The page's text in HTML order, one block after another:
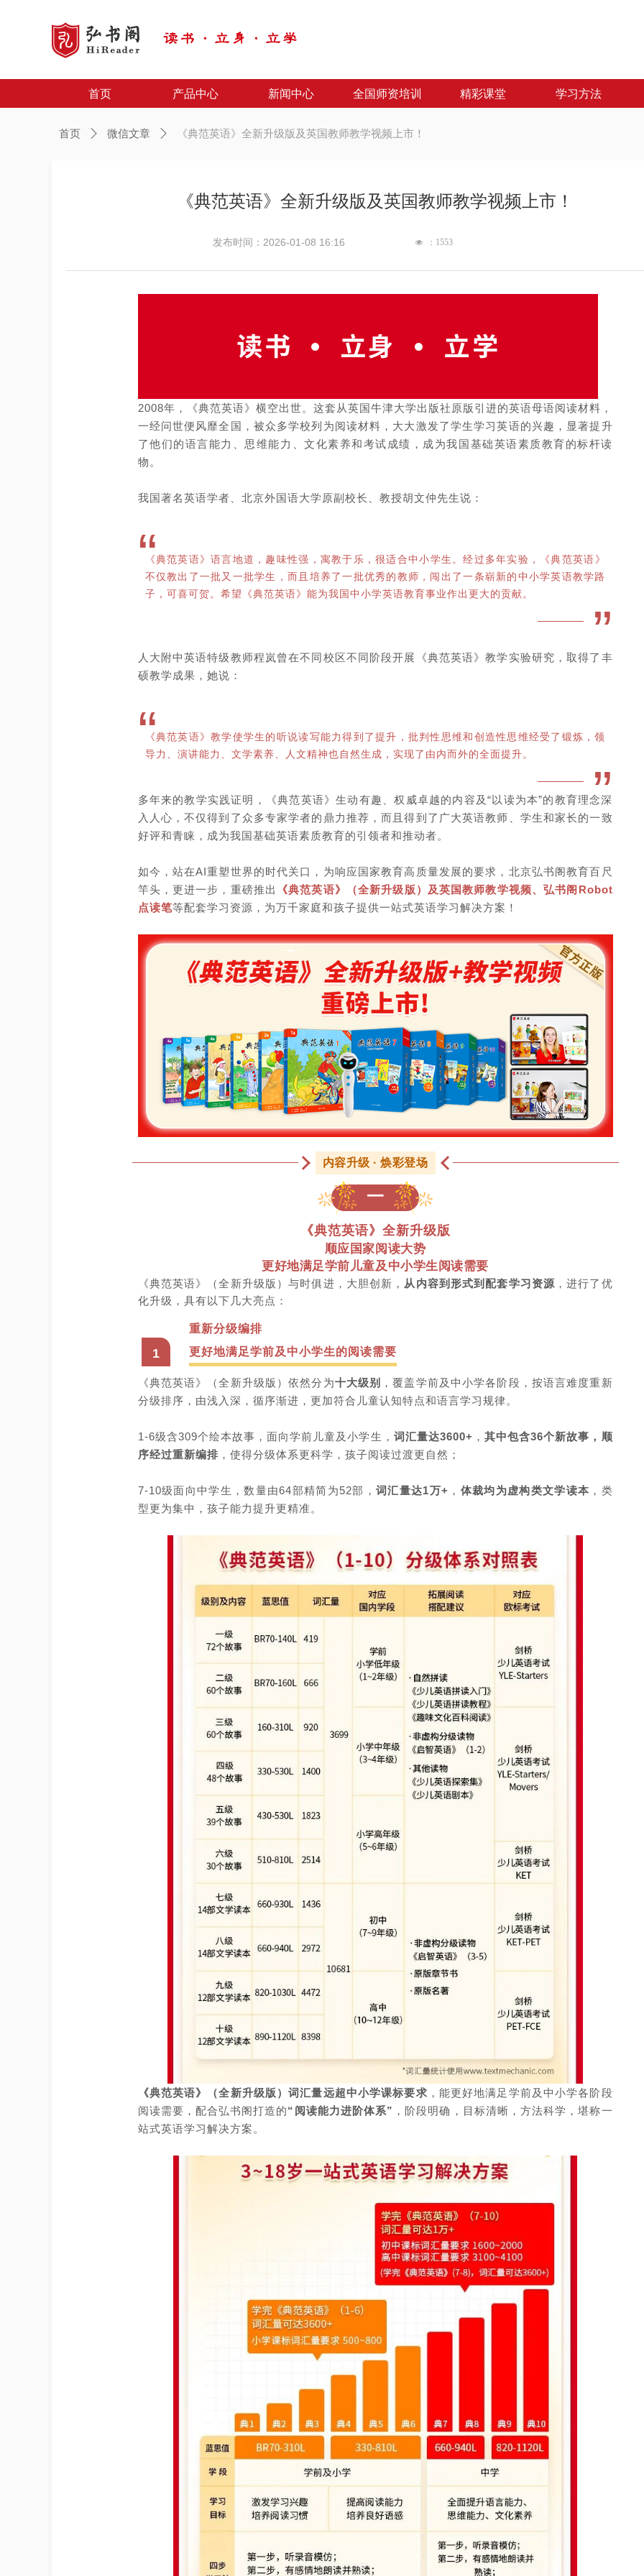
首页 产品中心 新闻中心 全国师资培训 精彩课堂 学习方法
首页 ꄲ 微信文章 ꄲ 《典范英语》全新升级版及英国教师教学视频上市！
2008年，《典范英语》横空出世。这套从英国牛津大学出版社原版引进的英语母语阅读材料，
一经问世便风靡全国，被众多学校列为阅读材料，大大激发了学生学习英语的兴趣，显著提升
了他们的语言能力、思维能力、文化素养和考试成绩，成为我国基础英语素质教育的标杆读
物 。
我国著名英语学者、 北京外国语大学原副校长、教授胡文仲先生说：
“
《典范英语》语言地道，趣味性强，寓教于乐，很适合中小学生。经过多年实验，《典范英语》
不仅教出了一批又一批学生，而且培养了一批优秀的教师，闯出了一条崭新的中小学英语教学路
子，可喜可贺。希望《典范英语》能为我国中小学英语教育事业作出更大的贡献。
”
人大附中英语特级教师程岚曾在不同校区不同阶段开展《典范英语》教学实验研究，取得了丰
硕教学成果，她说：
“《典范英语》教学使学生的听说读写能力得到了提升，批判性思维和创造性思维经受了锻炼，领
导力、演讲能力、文学素养、人文精神也自然生成，实现了由内而外的全面提升。
”
多年来的教学实践证明，《典范英语》生动有趣、权威卓越的内容及“以读为本”的教育理念深
入人心，不仅得到了众多专家学者的鼎力推荐，而且得到了广大英语教师、学生和家长的一致
好评和青睐，成为我国基础英语素质教育的引领者和推动者。
如今，站在AI重塑世界的时代关口，为响应国家教育高质量发展的要求，北京弘书阁教育百尺
竿头，更进一步，重磅推出
《典范英语》（全新升级版）及英国教师教学视频、弘书阁Robot
点读笔等配套学习资源，为万千家庭和孩子提供一站式英语学习解决方案！
内容升级 · 焕彩登场
一
《典范英语》全新升级版
顺应国家阅读大势
更好地满足学前儿童及中小学生阅读需要
《典范英语》（全新升级版）与时俱进， 大胆创新 ， 从内容到形式到配套学习资源 ，进行了 优
化升级， 具有以下 几大亮点：
1
重新分级编排
更好地满足学前及中小学生的阅读需要
《典范英语》（全新升级版）依然分为十大级别 ，覆盖学前及中小学各阶段，按语言难度重新
分级排序，由浅入深，循序渐进， 更加符合儿童认知特点和语言学习规律。
1-6级含309个绘本故事，面向学前儿童及小学生， 词汇量达3600+ ， 其中包含36个新故事 ， 顺
序经过重新编排，使得分级体系更科学，孩子阅读过渡更自然；
7-10级面向中学生，数量由64部精简为52部 ， 词汇量达1万+ ， 体裁均为虚构类文学读本 ，类
型更为集中，孩子能力提升更精准。
《典范英语》（全新升级版）词汇量远超中小学课标要求 ，能更好地满足学前及中小学各阶段
阅读需要，配合弘书阁打造的“阅读能力进阶体系” ，阶段明确，目标清晰，方法科学，堪称一
站式英语学习解决方案。
《典范英语》全新升级版及英国教师教学视频上市！
发布时间： 2026-01-08 16:16 넶 ： 1553